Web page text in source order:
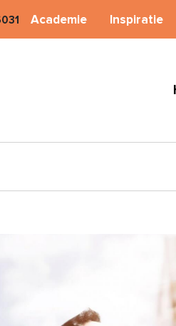
Academie Inspiratie